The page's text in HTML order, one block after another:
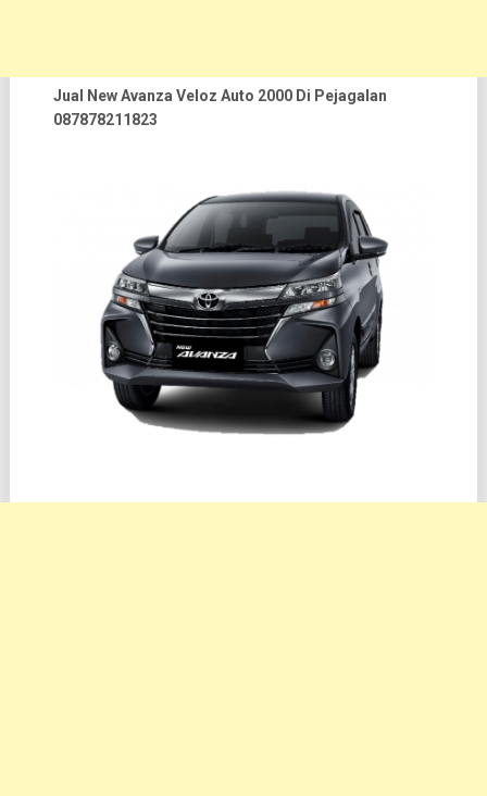
Jual New Avanza Veloz Auto 2000 Di Pejagalan
087878211823